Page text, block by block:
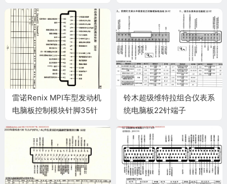
雷诺Renix MPI车型发动机
电脑板控制模块针脚35针
铃木超级维特拉组合仪表系
统电脑板22针端子